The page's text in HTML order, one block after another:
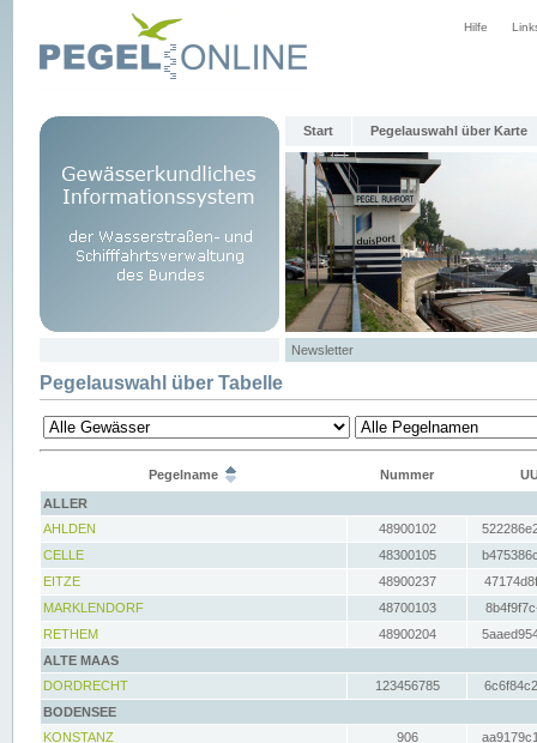
Hilfe
Start Pegelauswahl über Karte
Newsletter
Pegelauswahl über Tabelle
Pegelname Nummer
ALLER
AHLDEN
48900102
CELLE
48300105
EITZE
48900237
MARKLENDORF
48700103
RETHEM
48900204
ALTE MAAS
DORDRECHT
123456785
BODENSEE
KONSTANZ
906